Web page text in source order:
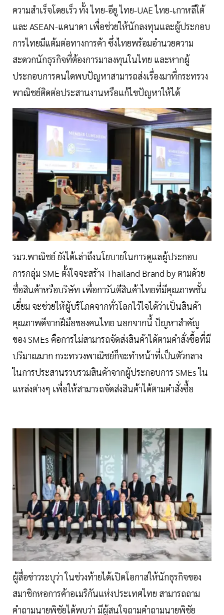
ความสำเร็จโดยเร็ว ทั้ง ไทย-อียู ไทย-UAE ไทย-เกาหลีใต้
และ ASEAN-แคนาดา เพื่อช่วยให้นักลงทุนและผู้ประกอบ
การไทยมีแต้มต่อทางการค้า ซึ่งไทยพร้อมอำนวยความ
สะดวกนักธุรกิจที่ต้องการมาลงทุนในไทย และหากผู้
ประกอบการคนใดพบปัญหาสามารถส่งเรื่องมาที่กระทรวง
พาณิชย์ติดต่อประสานงานหรือแก้ไขปัญหาให้ได้
รมว.พาณิชย์ ยังได้เล่าถึงนโยบายในการดูแลผู้ประกอบ
การกลุ่ม SME ตั้งใจจะสร้าง Thailand Brand by ตามด้วย
ชื่อสินค้าหรือบริษัท เพื่อการันตีสินค้าไทยที่มีคุณภาพชั้น
เยี่ยม จะช่วยให้ผู้บริโภคจากทั่วโลกไว้ใจได้ว่าเป็นสินค้า
คุณภาพดีจากฝีมือของคนไทย นอกจากนี้ ปัญหาสำคัญ
ของ SMEs คือการไม่สามารถจัดส่งสินค้าได้ตามคำสั่งซื้อที่มี
ปริมาณมาก กระทรวงพาณิชย์ก็จะทำหน้าที่เป็นตัวกลาง
ในการประสานรวบรวมสินค้าจากผู้ประกอบการ SMEs ใน
แหล่งต่างๆ เพื่อให้สามารถจัดส่งสินค้าได้ตามคำสั่งซื้อ
ผู้สื่อข่าวระบุว่า ในช่วงท้ายได้เปิดโอกาสให้นักธุรกิจของ
สมาชิกหอการค้าอเมริกันแห่งประเทศไทย สามารถถาม
คำถามนายพิชัยได้พบว่า มีผู้สนใจถามคำถามนายพิชัย